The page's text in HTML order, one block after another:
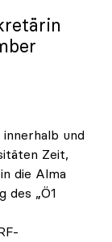
und
Zeit,
die Alma
des „Ö1